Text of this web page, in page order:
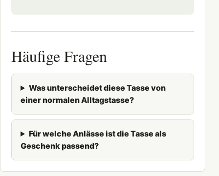
Häufige Fragen
Was unterscheidet diese Tasse von
einer normalen Alltagstasse?
Für welche Anlässe ist die Tasse als
Geschenk passend?